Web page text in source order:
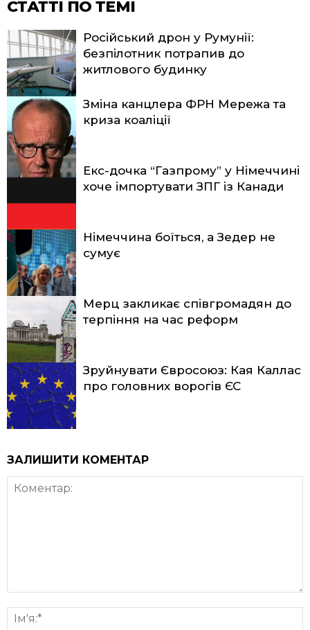
СТАТТІ ПО ТЕМІ
Російський дрон у Румунії:
безпілотник потрапив до
житлового будинку
Зміна канцлера ФРН Мережа та
криза коаліції
Екс-дочка “Газпрому” у Німеччині
хоче імпортувати ЗПГ із Канади
Німеччина боїться, а Зедер не
сумує
Мерц закликає співгромадян до
терпіння на час реформ
Зруйнувати Євросоюз: Кая Каллас
про головних ворогів ЄС
ЗАЛИШИТИ КОМЕНТАР